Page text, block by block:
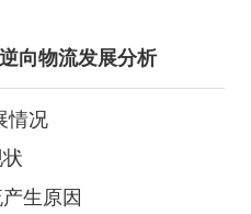
向物流发展分析
情况
生原因